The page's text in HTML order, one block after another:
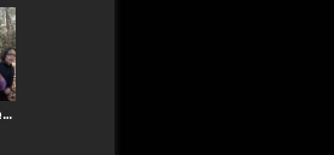
Takken sjouwen, hutten bouwen